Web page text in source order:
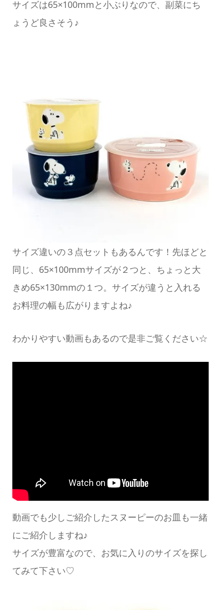
サイズは65×100mmと小ぶりなので、副菜にち
ょうど良さそう♪
サイズ違いの３点セットもあるんです！先ほどと
同じ、65×100mmサイズが２つと、ちょっと大
きめ65×130mmの１つ。サイズが違うと入れる
お料理の幅も広がりますよね♪
わかりやすい動画もあるので是非ご覧ください☆
動画でも少しご紹介したスヌーピーのお皿も一緒
にご紹介しますね♪
サイズが豊富なので、お気に入りのサイズを探し
てみて下さい♡